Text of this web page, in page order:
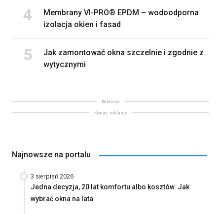
Membrany VI-PRO® EPDM – wodoodporna
izolacja okien i fasad
Jak zamontować okna szczelnie i zgodnie z
wytycznymi
Reklama
Koniec reklamy
Najnowsze na portalu
3 sierpień 2026
Jedna decyzja, 20 lat komfortu albo kosztów. Jak
wybrać okna na lata